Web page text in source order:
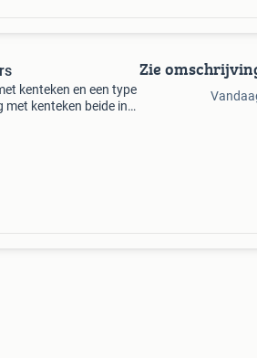
kenteken en een type
kenteken beide in
Zie